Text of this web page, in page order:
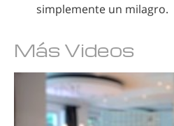
simplemente un milagro.
Más Videos